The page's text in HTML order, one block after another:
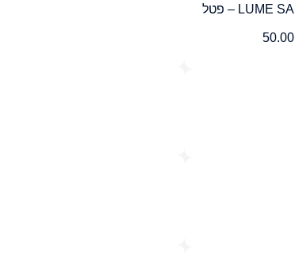
LUME SALT – RASPBERRY ICE – פטל
50.00